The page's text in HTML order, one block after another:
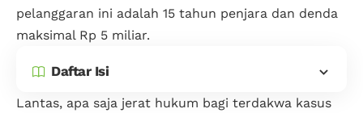
pelanggaran ini adalah 15 tahun penjara dan denda
maksimal Rp 5 miliar.
Daftar Isi
Lantas, apa saja jerat hukum bagi terdakwa kasus